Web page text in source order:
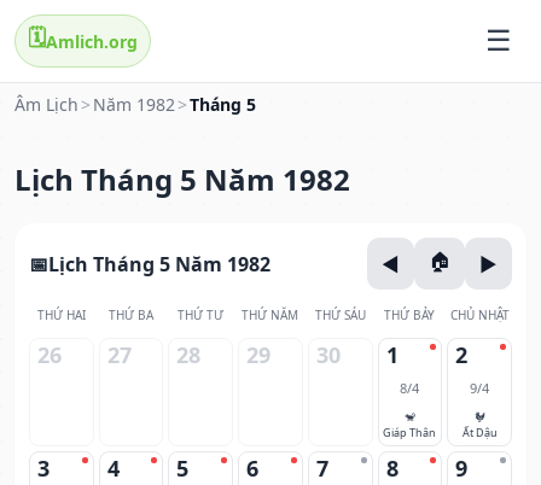
🗓️Amlich.org
Âm Lịch > Năm 1982>Tháng 5
Lịch Tháng 5 Năm 1982
Lịch Tháng 5 Năm 1982
THỨ HAI THỨ BA THỨ TƯ THỨ NĂM THỨ SÁU THỨ BẢY CHỦ NHẬT
26 27 28 29 30 1
8/4
🐒
Giáp Thân
2
9/4
🐓
Ất Dậu
3 4 5 6 7 8 9